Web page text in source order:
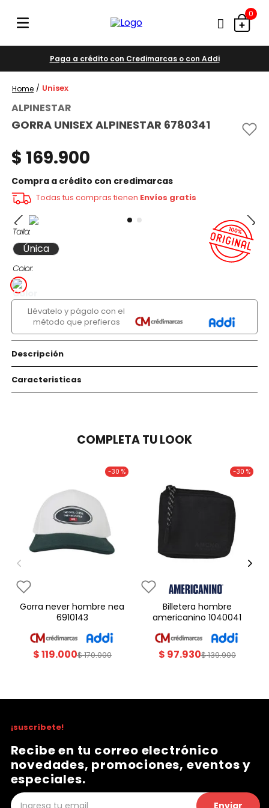
0
Paga a crédito con Credimarcas o con Addi
Unisex
ALPINESTAR
GORRA UNISEX ALPINESTAR 6780341
$ 169.900
Compra a crédito con credimarcas
Todas tus compras tienen Envíos gratis
Talla
Única
Color
Llévatelo y págalo con el
método que prefieras
Descripción
Caracteristicas
COMPLETA TU LOOK
-30 %
gorra never hombre nea
6910143
$119.000$170.000
-30 %
billetera hombre
americanino 1040041
$ 97.930$139.900
¡suscríbete!
Recibe en tu correo electrónico
novedades, promociones, eventos y
especiales.